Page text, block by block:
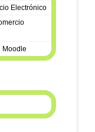
de Tienda
Electrónico
Moodle